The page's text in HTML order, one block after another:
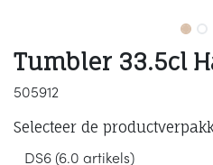
Tumbler 33.5cl
505912
Selecteer de